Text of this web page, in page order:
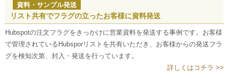
資料・サンプル発送
リスト共有でフラグの立ったお客様に資料発送
Hubspotの注文フラグをきっかけに営業資料を発送する事例です。お客様
で管理されているHubsporリストを共有いただき、お客様からの発送フラ
グを検知次第、封入・発送を行っています。
詳しくはコチラ >>